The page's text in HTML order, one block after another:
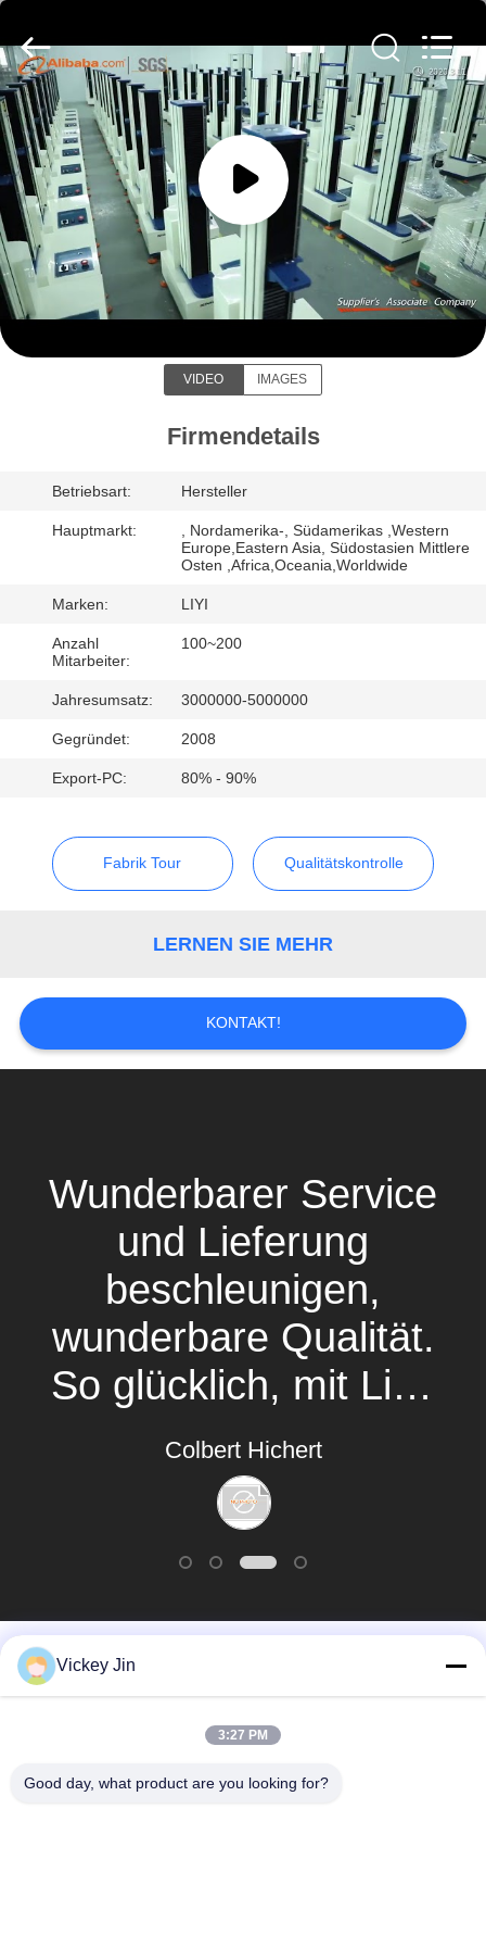
HAUS
PRODUKTE
ÜBER
UNS
FABRIK-
TRETEN
MIT
UNS
VERBINDUNG
FORDERN
ZITAT
POLICY
Liyi
Co.,
Ltd..
All
Rights
Reserved.
Dongguan Liyi Environmental
Technology Co., Ltd.
VIDEO IMAGES
Firmendetails
Betriebsart: Hersteller
Hauptmarkt:
, Nordamerika-, Südamerikas ,Western
Europe,Eastern Asia, Südostasien Mittlere
Osten ,Africa,Oceania,Worldwide
Marken: LIYI
Anzahl
Mitarbeiter:
100~200
Jahresumsatz: 3000000-5000000
Gegründet: 2008
Export-PC: 80% - 90%
Fabrik Tour Qualitätskontrolle
LERNEN SIE MEHR
KONTAKT!
Wunderbarer Service
und Lieferung
beschleunigen,
wunderbare Qualität.
So glücklich, mit Liyi-
Team zu arbeiten.
Colbert Hichert
Beliebte Kategorien Alle
Klimatestkammer
Vickey Jin
3:27 PM
Good day, what product are you looking for?